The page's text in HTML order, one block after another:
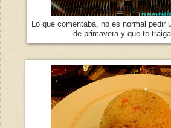
Lo que comentaba, no es normal pedir
de primavera y que te